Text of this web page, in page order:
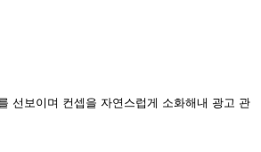
선보이며 컨셉을 자연스럽게 소화해내 광고 관